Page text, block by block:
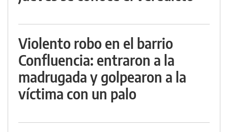
Violento robo en el barrio
Confluencia: entraron a la
madrugada y golpearon a la
víctima con un palo